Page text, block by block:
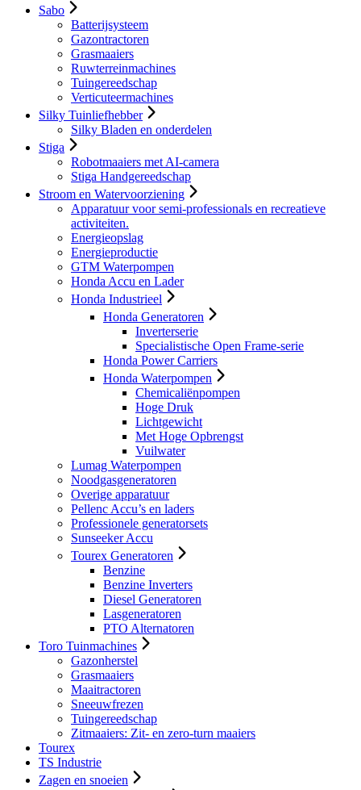
Sabo
Batterijsysteem
Gazontractoren
Grasmaaiers
Ruwterreinmachines
Tuingereedschap
Verticuteermachines
Silky Tuinliefhebber
Silky Bladen en onderdelen
Stiga
Robotmaaiers met AI-camera
Stiga Handgereedschap
Stroom en Watervoorziening
Apparatuur voor semi-professionals en recreatieve
activiteiten.
Energieopslag
Energieproductie
GTM Waterpompen
Honda Accu en Lader
Honda Industrieel
Honda Generatoren
Inverterserie
Specialistische Open Frame-serie
Honda Power Carriers
Honda Waterpompen
Chemicaliënpompen
Hoge Druk
Lichtgewicht
Met Hoge Opbrengst
Vuilwater
Lumag Waterpompen
Noodgasgeneratoren
Overige apparatuur
Pellenc Accu’s en laders
Professionele generatorsets
Sunseeker Accu
Tourex Generatoren
Benzine
Benzine Inverters
Diesel Generatoren
Lasgeneratoren
PTO Alternatoren
Toro Tuinmachines
Gazonherstel
Grasmaaiers
Maaitractoren
Sneeuwfrezen
Tuingereedschap
Zitmaaiers: Zit- en zero-turn maaiers
Tourex
TS Industrie
Zagen en snoeien